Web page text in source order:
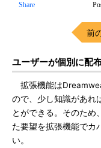
Share
前
ユーザーが個別に配
拡張機能は
ので、少し知識があれ
とができる。そのため
た要望を拡張機能でカ
い。